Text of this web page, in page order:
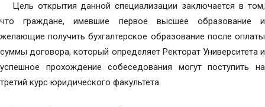
Цель открытия данной специализации заключается в том,
что граждане, имевшие первое высшее образование и
желающие получить бухгалтерское образование после оплаты
суммы договора, который определяет Ректорат Университета и
успешное прохождение собеседования могут поступить на
третий курс юридического факультета.